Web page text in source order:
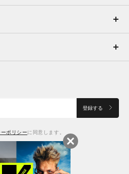
登録する
ポリシーに同意します。